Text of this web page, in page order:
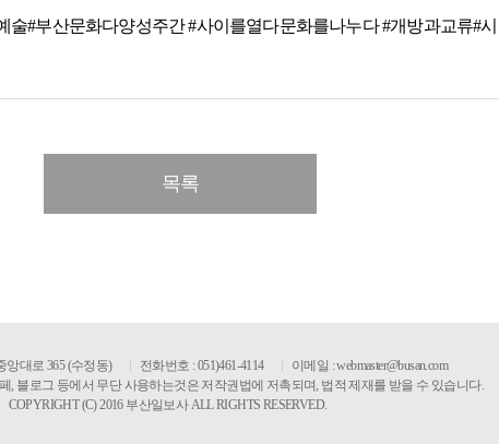
술#부산문화다양성주간 #사이를열다문화를나누다 #개방과교류#
목록
앙대로 365 (수정동) 전화번호 : 051)461-4114 이메일 :webmaster@busan.com
, 블로그 등에서 무단 사용하는것은 저작권법에 저촉되며, 법적 제재를 받을 수 있습니다.
COPYRIGHT (C) 2016 부산일보사 ALL RIGHTS RESERVED.